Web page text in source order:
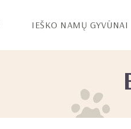
IEŠKO NAMŲ GYVŪNAI